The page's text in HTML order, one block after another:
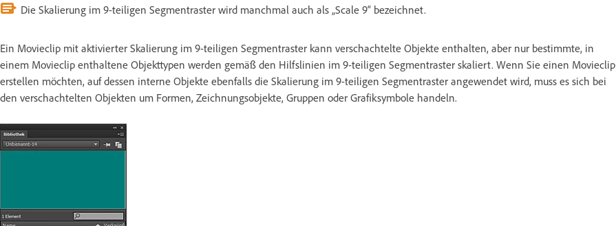
Die Skalierung im 9-teiligen Segmentraster wird manchmal auch als „Scale 9“ bezeichnet.
Ein Movieclip mit aktivierter Skalierung im 9-teiligen Segmentraster kann verschachtelte Objekte enthalten, aber nur bestimmte, in
einem Movieclip enthaltene Objekttypen werden gemäß den Hilfslinien im 9-teiligen Segmentraster skaliert. Wenn Sie einen Movieclip
erstellen möchten, auf dessen interne Objekte ebenfalls die Skalierung im 9-teiligen Segmentraster angewendet wird, muss es sich bei
den verschachtelten Objekten um Formen, Zeichnungsobjekte, Gruppen oder Grafiksymbole handeln.